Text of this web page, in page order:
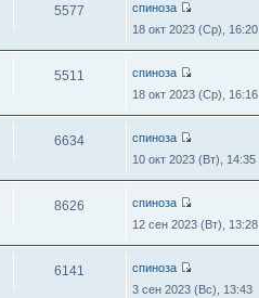
5577
спиноза
18 окт 2023 (Ср), 16:20
5511
спиноза
18 окт 2023 (Ср), 16:16
6634
спиноза
10 окт 2023 (Вт), 14:35
8626
спиноза
12 сен 2023 (Вт), 13:28
6141
спиноза
3 сен 2023 (Вс), 13:43